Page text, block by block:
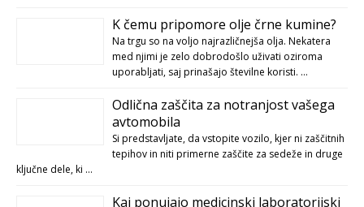
K čemu pripomore olje črne kumine?
Na trgu so na voljo najrazličnejša olja. Nekatera
med njimi je zelo dobrodošlo uživati oziroma
uporabljati, saj prinašajo številne koristi. …
Odlična zaščita za notranjost vašega
avtomobila
Si predstavljate, da vstopite vozilo, kjer ni zaščitnih
tepihov in niti primerne zaščite za sedeže in druge
ključne dele, ki …
Kaj ponujajo medicinski laboratorijski